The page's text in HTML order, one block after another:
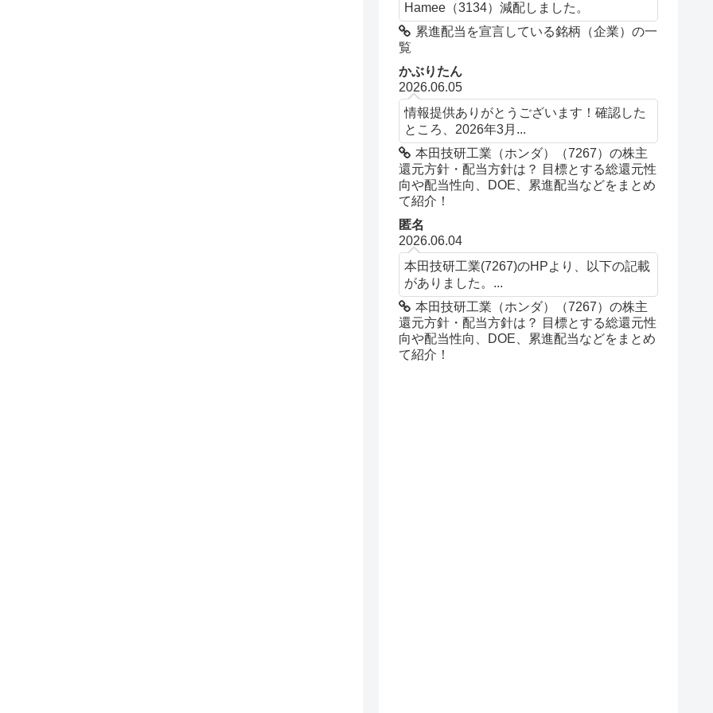
Hamee（3134）減配しました。
累進配当を宣言している銘柄（企業）の一
覧
かぶりたん
2026.06.05
情報提供ありがとうございます！確認した
ところ、2026年3月...
本田技研工業（ホンダ）（7267）の株主
還元方針・配当方針は？ 目標とする総還元性
向や配当性向、DOE、累進配当などをまとめ
て紹介！
匿名
2026.06.04
本田技研工業(7267)のHPより、以下の記載
がありました。...
本田技研工業（ホンダ）（7267）の株主
還元方針・配当方針は？ 目標とする総還元性
向や配当性向、DOE、累進配当などをまとめ
て紹介！